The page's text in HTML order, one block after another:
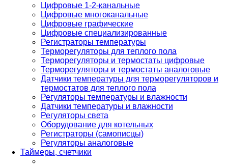
Цифровые 1-2-канальные
Цифровые многоканальные
Цифровые графические
Цифровые специализированные
Регистраторы температуры
Терморегуляторы для теплого пола
Терморегуляторы и термостаты цифровые
Терморегуляторы и термостаты аналоговые
Датчики температуры для терморегуляторов и
термостатов для теплого пола
Регуляторы температуры и влажности
Датчики температуры и влажности
Регуляторы света
Оборудование для котельных
Регистраторы (самописцы)
Регуляторы аналоговые
Таймеры, счетчики